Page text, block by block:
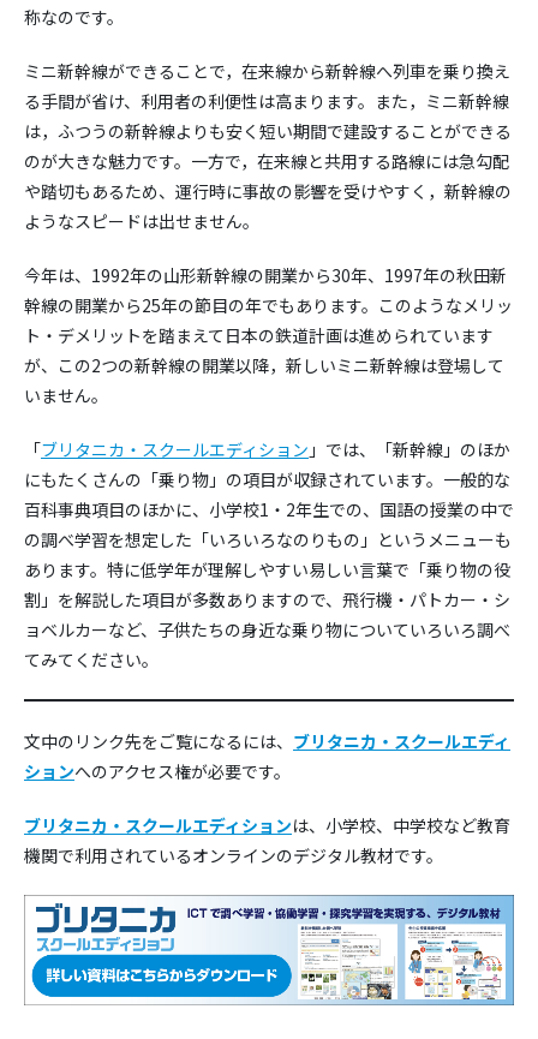
称なのです。
ミニ新幹線ができることで，在来線から新幹線へ列車を乗り換え
る手間が省け、利用者の利便性は高まります。また，ミニ新幹線
は，ふつうの新幹線よりも安く短い期間で建設することができる
のが大きな魅力です。一方で，在来線と共用する路線には急勾配
や踏切もあるため、運行時に事故の影響を受けやすく，新幹線の
ようなスピードは出せません。
今年は、1992年の山形新幹線の開業から30年、1997年の秋田新
幹線の開業から25年の節目の年でもあります。このようなメリッ
ト・デメリットを踏まえて日本の鉄道計画は進められています
が、この2つの新幹線の開業以降，新しいミニ新幹線は登場して
いません。
「ブリタニカ・スクールエディション 」では、「新幹線」のほか
にもたくさんの「乗り物」の項目が収録されています。一般的な
百科事典項目のほかに、小学校1・2年生での、国語の授業の中で
の調べ学習を想定した「いろいろなのりもの」というメニューも
あります。特に低学年が理解しやすい易しい言葉で「乗り物の役
割」を解説した項目が多数ありますので、飛行機・パトカー・シ
ョベルカーなど、子供たちの身近な乗り物についていろいろ調べ
てみてください。
文中のリンク先をご覧になるには、 ブリタニカ・スクールエディ
ションへのアクセス権が必要です。
ブリタニカ・スクールエディションは、小学校、中学校など教育
機関で利用されているオンラインのデジタル教材です。